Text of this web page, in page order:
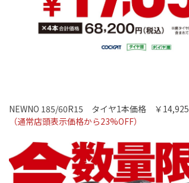
NEWNO 185/60R15 タイヤ1本価格 ￥14,925
（通常店頭表示価格から23%OFF）